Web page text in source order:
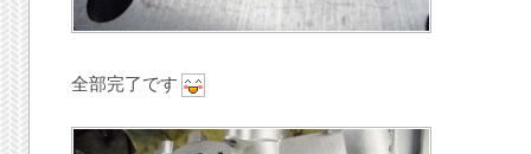
全部完了です